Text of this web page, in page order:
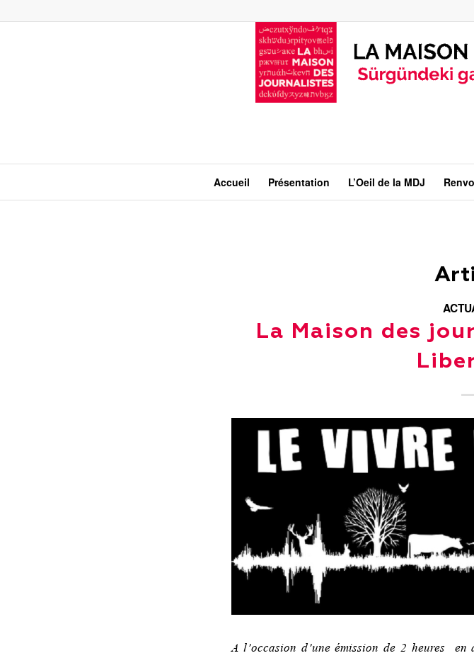
Accueil Présentation L’Oeil de la MDJ
La Maison des
A l’occasion d’une émission de 2 heures en